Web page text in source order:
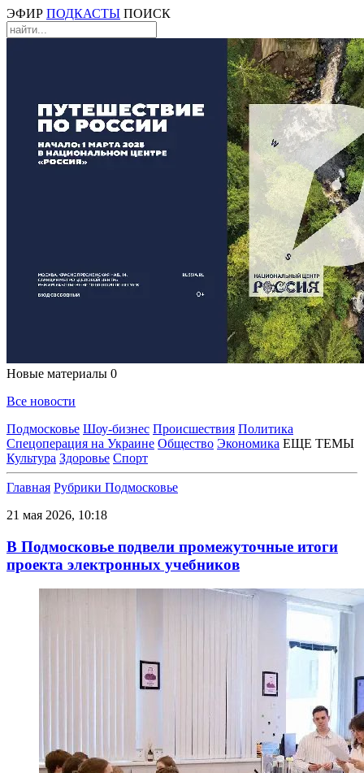
ЭФИР ПОДКАСТЫ ПОИСК
Новые материалы 0
Все новости
Подмосковье Шоу-бизнес Происшествия Политика
Спецоперация на Украине Общество Экономика ЕЩЕ ТЕМЫ
Культура Здоровье Спорт
Главная Рубрики Подмосковье
21 мая 2026, 10:18
В Подмосковье подвели промежуточные итоги
проекта электронных учебников